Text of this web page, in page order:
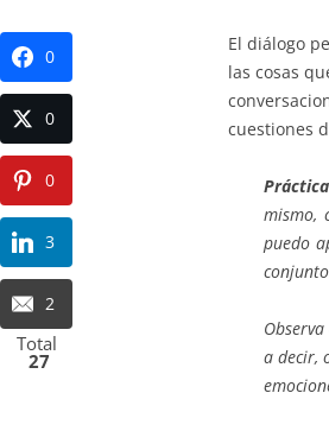
El diálogo
las cosas
cuestiones
mismo,
puedo
a decir,
0
0
0
3
2
Total
27